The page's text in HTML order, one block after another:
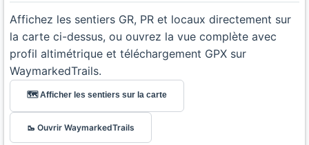
Affichez les sentiers GR, PR et locaux directement sur
la carte ci-dessus, ou ouvrez la vue complète avec
profil altimétrique et téléchargement GPX sur
WaymarkedTrails.
🗺️ Afficher les sentiers sur la carte
🥾 Ouvrir WaymarkedTrails